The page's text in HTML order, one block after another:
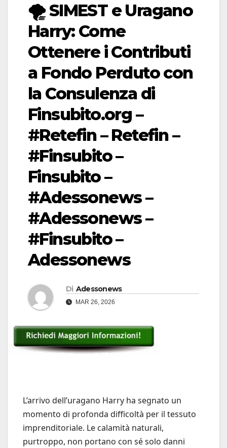
🌪️ SIMEST e Uragano
Harry: Come
Ottenere i Contributi
a Fondo Perduto con
la Consulenza di
Finsubito.org –
#Retefin – Retefin –
#Finsubito –
Finsubito –
#Adessonews –
#Adessonews –
#Finsubito –
Adessonews
Di Adessonews
MAR 26, 2026
L’arrivo dell’uragano Harry ha segnato un
momento di profonda difficoltà per il tessuto
imprenditoriale. Le calamità naturali,
purtroppo, non portano con sé solo danni